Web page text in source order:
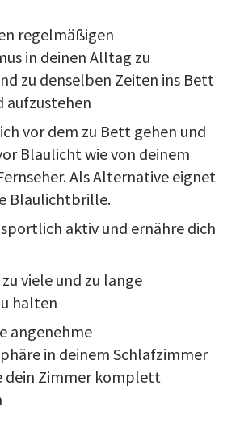
regelmäßigen
in deinen Alltag zu
zu denselben Zeiten ins Bett
aufzustehen
vor dem zu Bett gehen und
Blaulicht wie von deinem
Als Alternative eignet
Blaulichtbrille.
aktiv und ernähre dich
viele und zu lange
halten
angenehme
in deinem Schlafzimmer
dein Zimmer komplett